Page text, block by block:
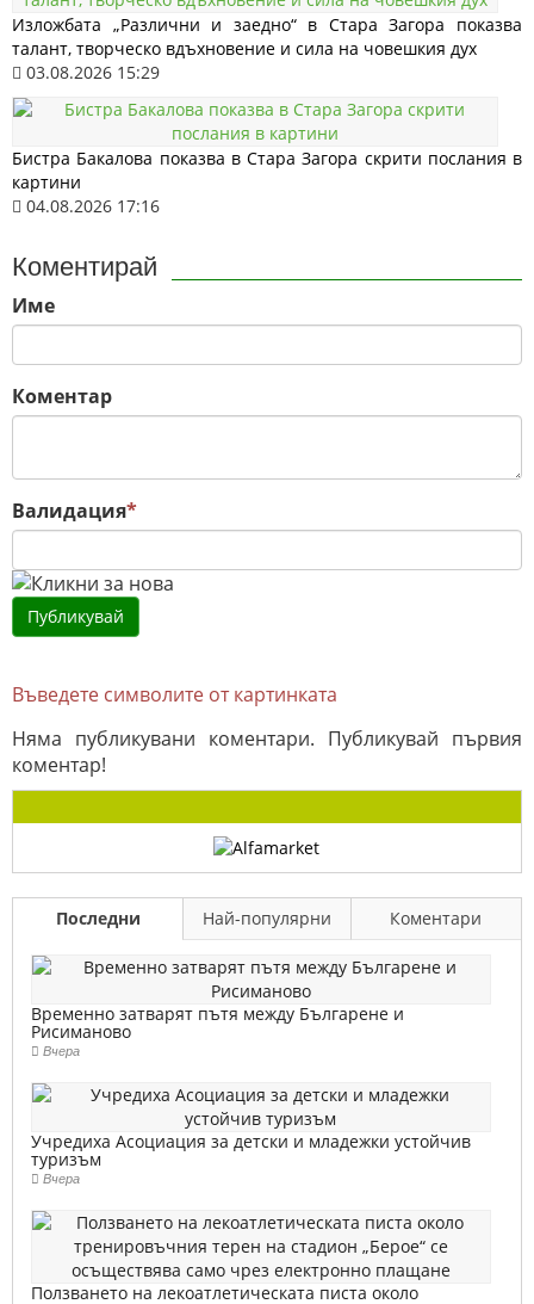
Изложбата „Различни и заедно“ в Стара Загора показва
талант, творческо вдъхновение и сила на човешкия дух
03.08.2026 15:29
Бистра Бакалова показва в Стара Загора скрити послания в
картини
04.08.2026 17:16
Коментирай
Име
Коментар
Валидация*
Въведете символите от картинката
Няма публикувани коментари. Публикувай първия
коментар!
Последни Най-популярни Коментари
Временно затварят пътя между Българене и
Рисиманово
Вчера
Учредиха Асоциация за детски и младежки устойчив
туризъм
Вчера
Ползването на лекоатлетическата писта около